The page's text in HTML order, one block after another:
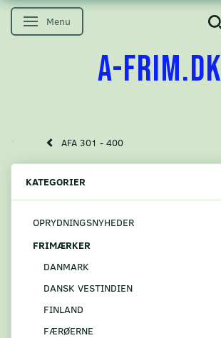
Skifte navigation
Menu
A-FRIM.DK
AFA 301 - 400
KATEGORIER
OPRYDNINGSNYHEDER
FRIMÆRKER
DANMARK
DANSK VESTINDIEN
FINLAND
FÆRØERNE